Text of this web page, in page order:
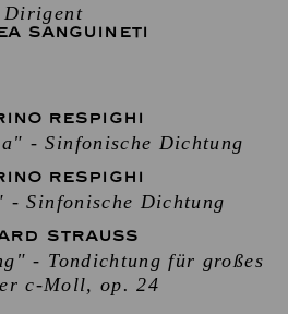
Dirigent
SANGUINETI
RESPIGHI
- Sinfonische Dichtung
RESPIGHI
- Sinfonische Dichtung
STRAUSS
- Tondichtung für großes
c-Moll, op. 24